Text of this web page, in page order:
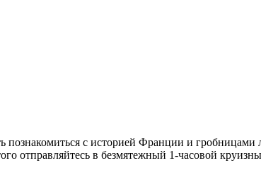
познакомиться с историей Франции и
отправляйтесь в безмятежный 1-часовой